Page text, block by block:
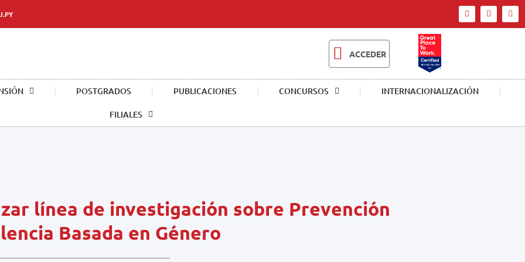
ACCEDER
POSTGRADOS PUBLICACIONES CONCURSOS INTERNACIONALIZACIÓN
FILIALES
línea de investigación sobre Prevención
Basada en Género